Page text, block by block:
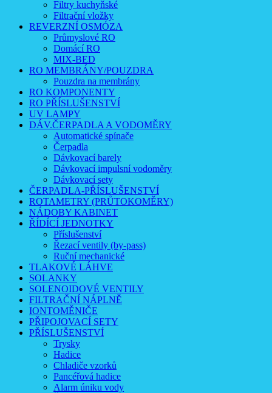
Filtry kuchyňské
Filtrační vložky
REVERZNÍ OSMÓZA
Průmyslové RO
Domácí RO
MIX-BED
RO MEMBRÁNY/POUZDRA
Pouzdra na membrány
RO KOMPONENTY
RO PŘÍSLUŠENSTVÍ
UV LAMPY
DÁV.ČERPADLA A VODOMĚRY
Automatické spínače
Čerpadla
Dávkovací barely
Dávkovací impulsní vodoměry
Dávkovací sety
ČERPADLA-PŘÍSLUŠENSTVÍ
ROTAMETRY (PRŮTOKOMĚRY)
NÁDOBY KABINET
ŘÍDÍCÍ JEDNOTKY
Příslušenství
Řezací ventily (by-pass)
Ruční mechanické
TLAKOVÉ LÁHVE
SOLANKY
SOLENOIDOVÉ VENTILY
FILTRAČNÍ NÁPLNĚ
IONTOMĚNIČE
PŘIPOJOVACÍ SETY
PŘÍSLUŠENSTVÍ
Trysky
Hadice
Chladiče vzorků
Pancéřová hadice
Alarm úniku vody